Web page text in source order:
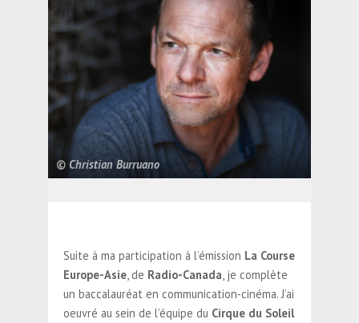
© Christian Burruano
Suite à ma participation à l’émission La Course
Europe-Asie, de Radio-Canada, je complète
un baccalauréat en communication-cinéma. J’ai
oeuvré au sein de l’équipe du Cirque du Soleil